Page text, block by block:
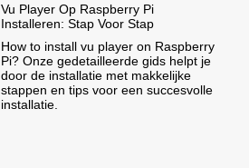
Vu Player Op Raspberry Pi
Installeren: Stap Voor Stap
How to install vu player on Raspberry
Pi? Onze gedetailleerde gids helpt je
door de installatie met makkelijke
stappen en tips voor een succesvolle
installatie.